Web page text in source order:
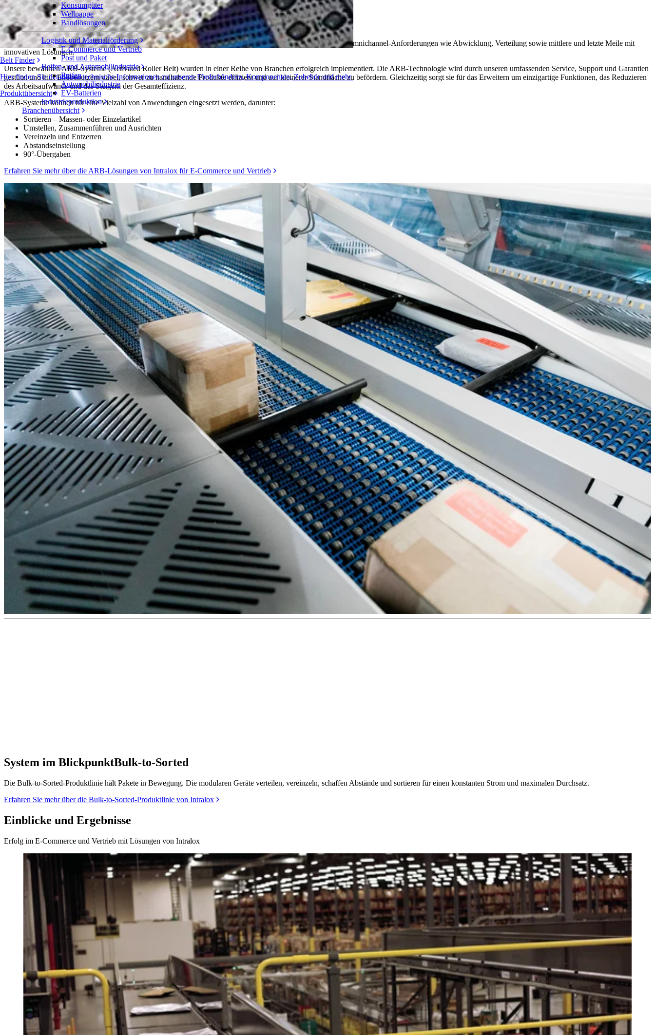
Belt Finder
Hier finden Sie detaillierte technische Informationen zu unseren Förderbändern, Komponenten, Zubehör und mehr
Produktübersicht
Konsumgüter
Wellpappe
Bandlösungen
Logistik und Materialförderung
E-Commerce und Vertrieb
Post und Paket
Reifen- und Automobilindustrie
Reifen
Automobilindustrie
EV-Batterien
Industrieproduktion
Branchenübersicht
E-Commerce und Vertrieb
Automatisiertes System für E-Commerce und Vertrieb
Dort, wo die herkömmliche Paketautomatisierung Kundenwünsche offen lässt, erfüllt Intralox die dynamischen Omnichannel-Anforderungen wie Abwicklung, Verteilung sowie mittlere und letzte Meile mit
innovativen Lösungen.
Unsere bewährten ARB-Systeme (Activated Roller Belt) wurden in einer Reihe von Branchen erfolgreich implementiert. Die ARB-Technologie wird durch unseren umfassenden Service, Support und Garantien
gestützt und hilft Endbenutzern dabei, schwer zu handhabende Produkte effizient und auf kleinerer Standfläche zu befördern. Gleichzeitig sorgt sie für das Erweitern um einzigartige Funktionen, das Reduzieren
des Arbeitsaufwands und das Steigern der Gesamteffizienz.
ARB-Systeme können für eine Vielzahl von Anwendungen eingesetzt werden, darunter:
Sortieren – Massen- oder Einzelartikel
Umstellen, Zusammenführen und Ausrichten
Vereinzeln und Entzerren
Abstandseinstellung
90°-Übergaben
Erfahren Sie mehr über die ARB-Lösungen von Intralox für E-Commerce und Vertrieb
System im BlickpunktBulk-to-Sorted
Die Bulk-to-Sorted-Produktlinie hält Pakete in Bewegung. Die modularen Geräte verteilen, vereinzeln, schaffen Abstände und sortieren für einen konstanten Strom und maximalen Durchsatz.
Erfahren Sie mehr über die Bulk-to-Sorted-Produktlinie von Intralox
Einblicke und Ergebnisse
Erfolg im E-Commerce und Vertrieb mit Lösungen von Intralox